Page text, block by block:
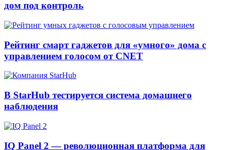
дом под контроль
Рейтинг смарт гаджетов для «умного» дома с
управлением голосом от CNET
В StarHub тестируется система домашнего
наблюдения
IQ Pаnel 2 — революционная платформа для